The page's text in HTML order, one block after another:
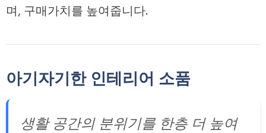
며, 구매가치를 높여줍니다.
아기자기한 인테리어 소품
생활 공간의 분위기를 한층 더 높여